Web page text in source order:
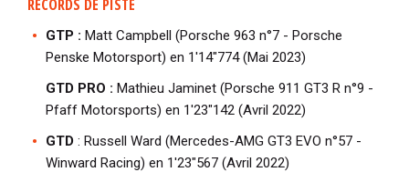
RECORDS DE PISTE
GTP : Matt Campbell (Porsche 963 n°7 - Porsche
Penske Motorsport) en 1'14"774 (Mai 2023)
GTD PRO : Mathieu Jaminet (Porsche 911 GT3 R n°9 -
Pfaff Motorsports) en 1'23"142 (Avril 2022)
GTD : Russell Ward (Mercedes-AMG GT3 EVO n°57 -
Winward Racing) en 1'23"567 (Avril 2022)